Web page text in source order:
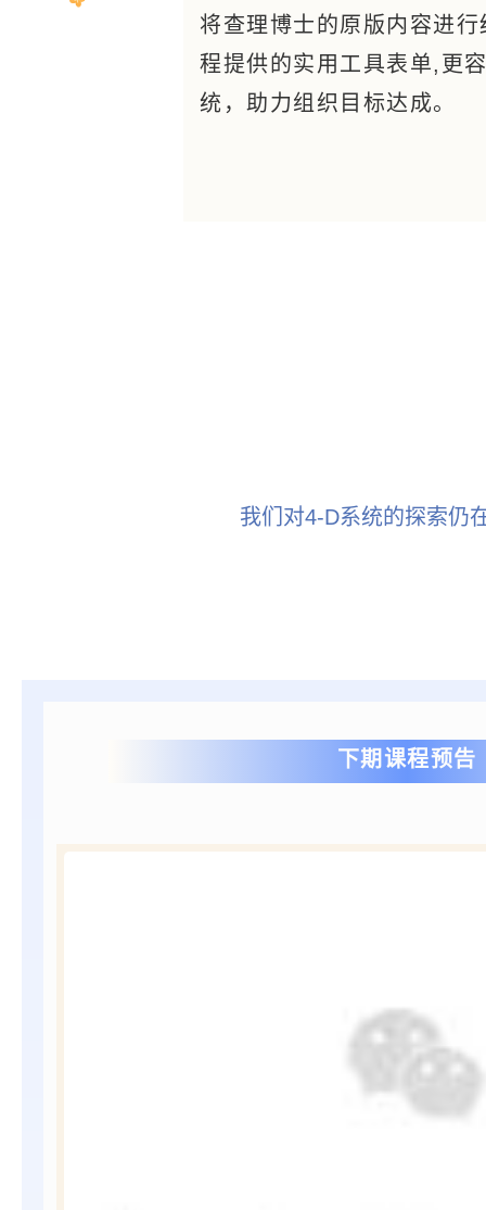
将查理博士的原版内容进
程提供的实用工具表单,更
统，助力组织目标达成。
我们对4-D系统的探索仍
下期课程预告